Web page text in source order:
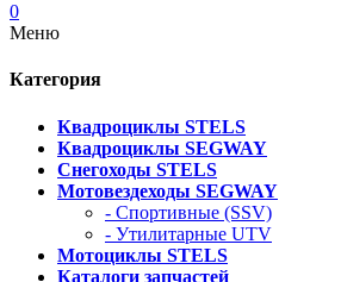
0
Меню
Категория
Квадроциклы STELS
Квадроциклы SEGWAY
Снегоходы STELS
Мотовездеходы SEGWAY
- Спортивные (SSV)
- Утилитарные UTV
Мотоциклы STELS
Каталоги запчастей